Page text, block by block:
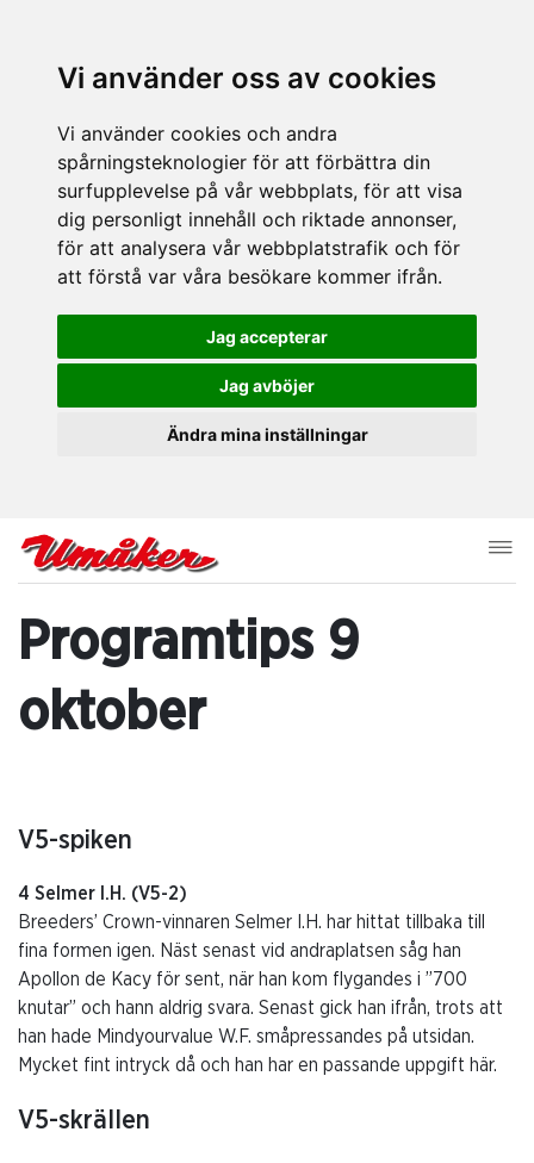
Vi använder oss av cookies
Vi använder cookies och andra
spårningsteknologier för att förbättra din
surfupplevelse på vår webbplats, för att visa
dig personligt innehåll och riktade annonser,
för att analysera vår webbplatstrafik och för
att förstå var våra besökare kommer ifrån.
Jag accepterar
Jag avböjer
Ändra mina inställningar
Programtips 9
oktober
V5-spiken
4 Selmer I.H. (V5-2)
Breeders’ Crown-vinnaren Selmer I.H. har hittat tillbaka till
fina formen igen. Näst senast vid andraplatsen såg han
Apollon de Kacy för sent, när han kom flygandes i ”700
knutar” och hann aldrig svara. Senast gick han ifrån, trots att
han hade Mindyourvalue W.F. småpressandes på utsidan.
Mycket fint intryck då och han har en passande uppgift här.
V5-skrällen